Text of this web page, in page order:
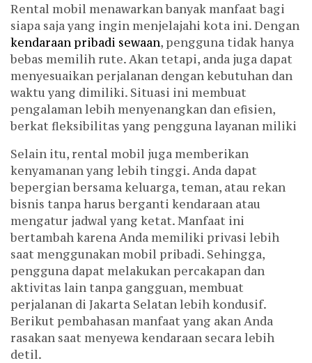
Rental mobil menawarkan banyak manfaat bagi
siapa saja yang ingin menjelajahi kota ini. Dengan
kendaraan pribadi sewaan, pengguna tidak hanya
bebas memilih rute. Akan tetapi, anda juga dapat
menyesuaikan perjalanan dengan kebutuhan dan
waktu yang dimiliki. Situasi ini membuat
pengalaman lebih menyenangkan dan efisien,
berkat fleksibilitas yang pengguna layanan miliki
Selain itu, rental mobil juga memberikan
kenyamanan yang lebih tinggi. Anda dapat
bepergian bersama keluarga, teman, atau rekan
bisnis tanpa harus berganti kendaraan atau
mengatur jadwal yang ketat. Manfaat ini
bertambah karena Anda memiliki privasi lebih
saat menggunakan mobil pribadi. Sehingga,
pengguna dapat melakukan percakapan dan
aktivitas lain tanpa gangguan, membuat
perjalanan di Jakarta Selatan lebih kondusif.
Berikut pembahasan manfaat yang akan Anda
rasakan saat menyewa kendaraan secara lebih
detil.